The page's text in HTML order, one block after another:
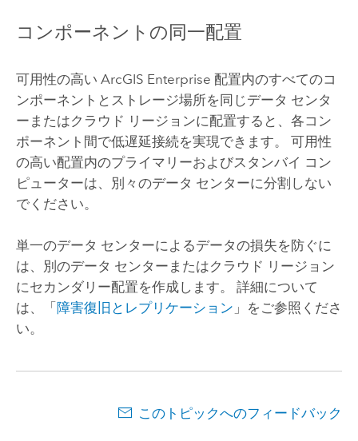
コンポーネントの同一配置
可用性の高い ArcGIS Enterprise 配置内のすべてのコ
ンポーネントとストレージ場所を同じデータ センタ
ーまたはクラウド リージョンに配置すると、各コン
ポーネント間で低遅延接続を実現できます。 可用性
の高い配置内のプライマリーおよびスタンバイ コン
ピューターは、別々のデータ センターに分割しない
でください。
単一のデータ センターによるデータの損失を防ぐに
は、別のデータ センターまたはクラウド リージョン
にセカンダリー配置を作成します。 詳細について
は、「 障害復旧とレプリケーション 」をご参照くださ
い。
このトピックへのフィードバック